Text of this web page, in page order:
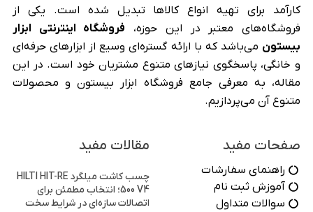
کارآمد برای تهیه انواع کالاها تبدیل شده است. یکی از
فروشگاه‌های معتبر در این حوزه، فروشگاه اینترنتی ابزار
بیستون می‌باشد که با ارائه گستره‌ای وسیع از ابزارهای حرفه‌ای
و خانگی، پاسخگوی نیازهای متنوع مشتریان خود است. در این
مقاله، به معرفی جامع فروشگاه ابزار بیستون و محصولات
متنوع آن می‌پردازیم.
صفحات مفید
راهنمای سفارشات
آموزش ثبت نام
سوالات متداول
مقالات مفید
چسب کاشت میلگرد HILTI HIT-RE
500 V4؛ انتخاب مطمئن برای
اتصالات سازه‌ای در شرایط سخت